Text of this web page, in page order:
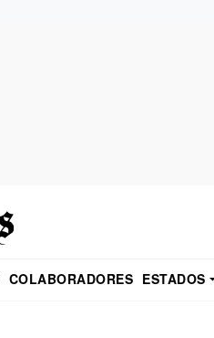
COLABORADORES ESTADOS